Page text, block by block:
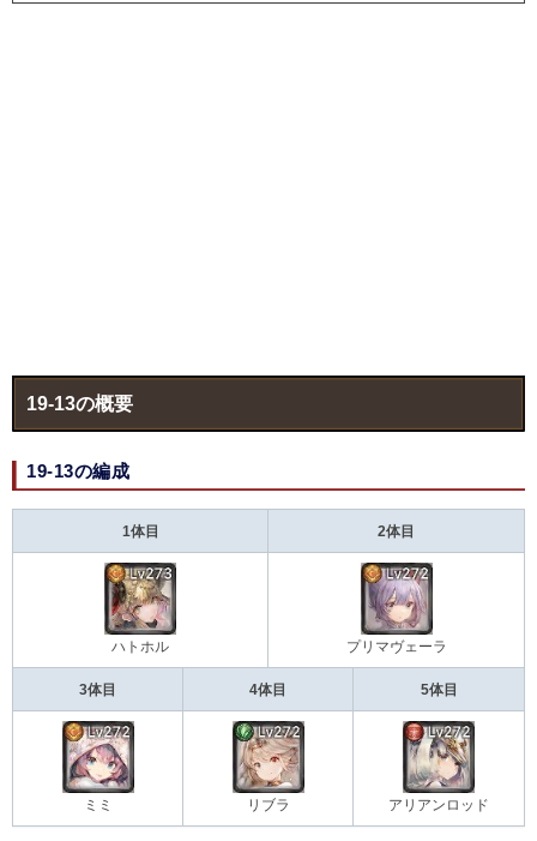
19-13の概要
19-13の編成
1体目 2体目
ハトホル プリマヴェーラ
3体目 4体目 5体目
ミミ リブラ アリアンロッド